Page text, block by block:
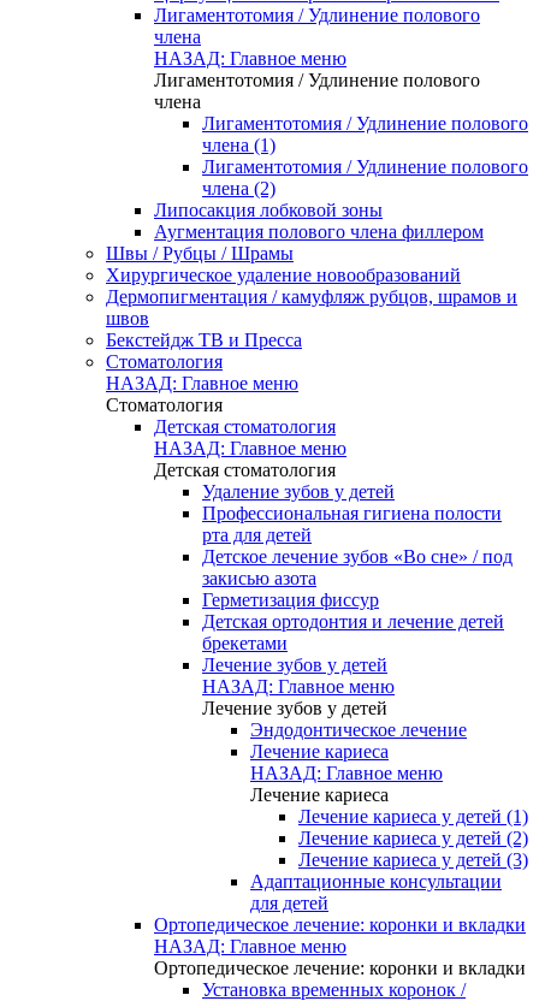
Лигаментотомия / Удлинение полового
члена
НАЗАД: Главное меню
Лигаментотомия / Удлинение полового
члена
Лигаментотомия / Удлинение полового
члена (1)
Лигаментотомия / Удлинение полового
члена (2)
Липосакция лобковой зоны
Аугментация полового члена филлером
Швы / Рубцы / Шрамы
Хирургическое удаление новообразований
Дермопигментация / камуфляж рубцов, шрамов и
швов
Бекстейдж ТВ и Пресса
Стоматология
НАЗАД: Главное меню
Стоматология
Детская стоматология
НАЗАД: Главное меню
Детская стоматология
Удаление зубов у детей
Профессиональная гигиена полости
рта для детей
Детское лечение зубов «Во сне» / под
закисью азота
Герметизация фиссур
Детская ортодонтия и лечение детей
брекетами
Лечение зубов у детей
НАЗАД: Главное меню
Лечение зубов у детей
Эндодонтическое лечение
Лечение кариеса
НАЗАД: Главное меню
Лечение кариеса
Лечение кариеса у детей (1)
Лечение кариеса у детей (2)
Лечение кариеса у детей (3)
Адаптационные консультации
для детей
Ортопедическое лечение: коронки и вкладки
НАЗАД: Главное меню
Ортопедическое лечение: коронки и вкладки
Установка временных коронок /